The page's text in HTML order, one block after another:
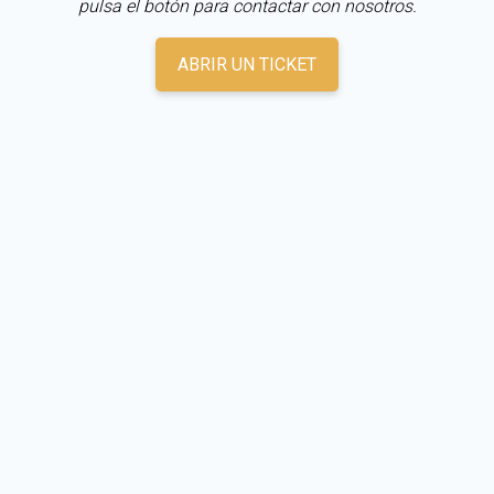
pulsa el botón para contactar con nosotros.
ABRIR UN TICKET